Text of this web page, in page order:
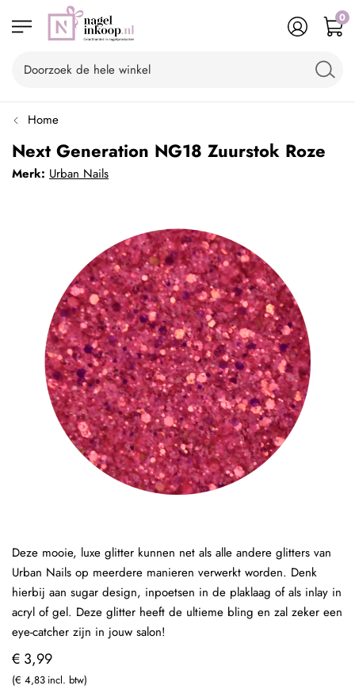
0
Home
Next Generation NG18 Zuurstok Roze
Merk: Urban Nails
€ 3,99
€ 4,83
Deze mooie, luxe glitter kunnen net als alle andere glitters van
Urban Nails op meerdere manieren verwerkt worden. Denk
hierbij aan sugar design, inpoetsen in de plaklaag of als inlay in
acryl of gel. Deze glitter heeft de ultieme bling en zal zeker een
eye-catcher zijn in jouw salon!